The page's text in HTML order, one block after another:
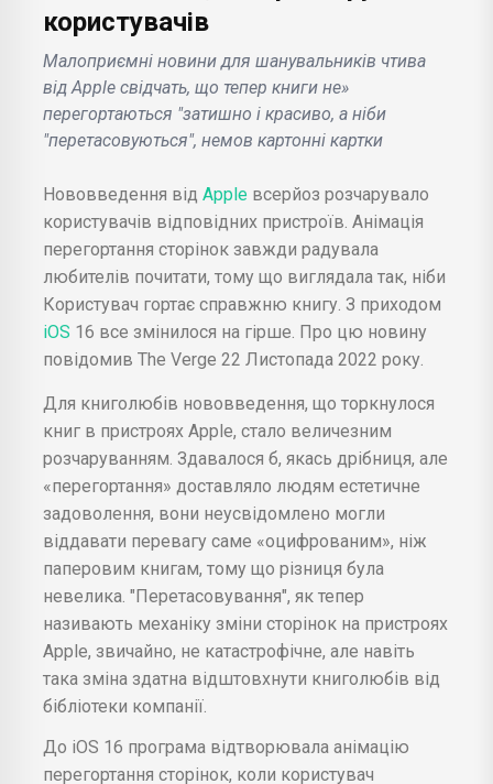
користувачів
Малоприємні новини для шанувальників чтива
від Apple свідчать, що тепер книги не»
перегортаються "затишно і красиво, а ніби
"перетасовуються", немов картонні картки
Нововведення від Apple всерйоз розчарувало
користувачів відповідних пристроїв. Анімація
перегортання сторінок завжди радувала
любителів почитати, тому що виглядала так, ніби
Користувач гортає справжню книгу. З приходом
iOS 16 все змінилося на гірше. Про цю новину
повідомив The Verge 22 Листопада 2022 року.
Для книголюбів нововведення, що торкнулося
книг в пристроях Apple, стало величезним
розчаруванням. Здавалося б, якась дрібниця, але
«перегортання» доставляло людям естетичне
задоволення, вони неусвідомлено могли
віддавати перевагу саме «оцифрованим», ніж
паперовим книгам, тому що різниця була
невелика. "Перетасовування", як тепер
називають механіку зміни сторінок на пристроях
Apple, звичайно, не катастрофічне, але навіть
така зміна здатна відштовхнути книголюбів від
бібліотеки компанії.
До iOS 16 програма відтворювала анімацію
перегортання сторінок, коли користувач